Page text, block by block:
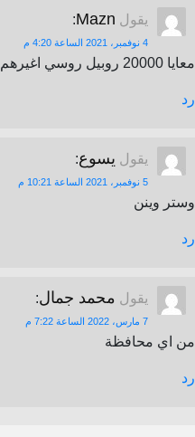
يقول Mazn
:
4 نوفمبر، 2021 الساعة 4:20 م
معايا 20000 روبيل روسي اغيرهم فين في القاهرة
رد
يقول يسوع:
5 نوفمبر، 2021 الساعة 10:21 م
وستر وينن
رد
يقول محمد جمال:
7 مارس، 2022 الساعة 7:22 م
من اي محافظة
رد